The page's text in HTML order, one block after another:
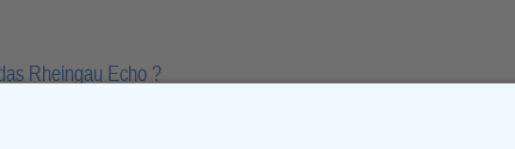
Rheingau Echo ?